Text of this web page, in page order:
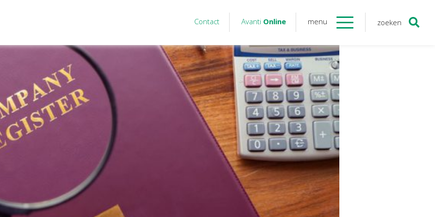
Contact Avanti Online menu zoeken
personeel
advies
Purmerend
Nieuws&informatie
Nieuwsoverzicht
Handige links
Contact
AvantiOnline
Twinfield – Boekhouden
BaseCone – Facturen
Visionplanner – Rapportage
Klantenportaal – Online dossiers
Online Salaris – Salarissen
Nextens-Accorderen aangiften